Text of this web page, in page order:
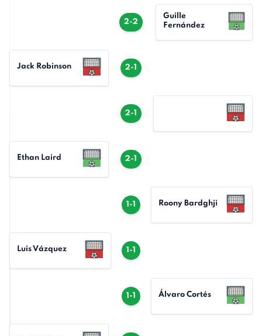
2-2
Guille
Fernández
2-1
Jack Robinson
2-1
2-1
Ethan Laird
1-1 Roony Bardghji
1-1
Luis Vázquez
1-1 Álvaro Cortés